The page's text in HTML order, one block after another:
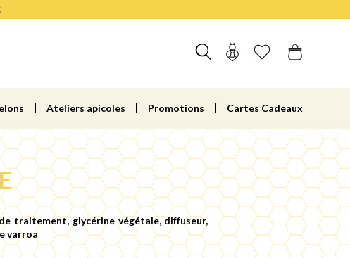
Ateliers apicoles Promotions Cartes Cadeaux
traitement, glycérine végétale, diffuseur,
varroa